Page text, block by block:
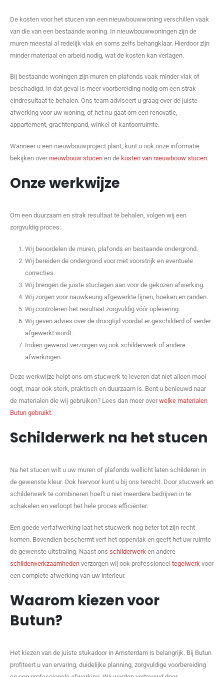
De kosten voor het stucen van een nieuwbouwwoning verschillen vaak
van die van een bestaande woning. In nieuwbouwwoningen zijn de
muren meestal al redelijk vlak en soms zelfs behangklaar. Hierdoor zijn
minder materiaal en arbeid nodig, wat de kosten kan verlagen.
Bij bestaande woningen zijn muren en plafonds vaak minder vlak of
beschadigd. In dat geval is meer voorbereiding nodig om een strak
eindresultaat te behalen. Ons team adviseert u graag over de juiste
afwerking voor uw woning, of het nu gaat om een renovatie,
appartement, grachtenpand, winkel of kantoorruimte.
Wanneer u een nieuwbouwproject plant, kunt u ook onze informatie
bekijken over nieuwbouw stucen en de kosten van nieuwbouw stucen.
Onze werkwijze
Om een duurzaam en strak resultaat te behalen, volgen wij een
zorgvuldig proces:
Wij beoordelen de muren, plafonds en bestaande ondergrond.
Wij bereiden de ondergrond voor met voorstrijk en eventuele
correcties.
Wij brengen de juiste stuclagen aan voor de gekozen afwerking.
Wij zorgen voor nauwkeurig afgewerkte lijnen, hoeken en randen.
Wij controleren het resultaat zorgvuldig vóór oplevering.
Wij geven advies over de droogtijd voordat er geschilderd of verder
afgewerkt wordt.
Indien gewenst verzorgen wij ook schilderwerk of andere
afwerkingen.
Deze werkwijze helpt ons om stucwerk te leveren dat niet alleen mooi
oogt, maar ook sterk, praktisch en duurzaam is. Bent u benieuwd naar
de materialen die wij gebruiken? Lees dan meer overwelke materialen
Butun gebruikt.
Schilderwerk na het stucen
Na het stucen wilt u uw muren of plafonds wellicht laten schilderen in
de gewenste kleur. Ook hiervoor kunt u bij ons terecht. Door stucwerk en
schilderwerk te combineren hoeft u niet meerdere bedrijven in te
schakelen en verloopt het hele proces efficiënter.
Een goede verfafwerking laat het stucwerk nog beter tot zijn recht
komen. Bovendien beschermt verf het oppervlak en geeft het uw ruimte
de gewenste uitstraling. Naast ons schilderwerk en andere
schilderwerkzaamheden verzorgen wij ook professioneel tegelwerk voor
een complete afwerking van uw interieur.
Waarom kiezen voor
Butun?
Het kiezen van de juiste stukadoor in Amsterdam is belangrijk. Bij Butun
profiteert u van ervaring, duidelijke planning, zorgvuldige voorbereiding